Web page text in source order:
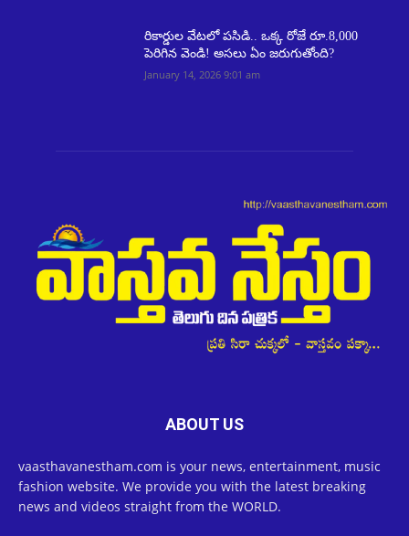
రికార్డుల వేటలో పసిడి.. ఒక్క రోజే రూ.8,000
పెరిగిన వెండి! అసలు ఏం జరుగుతోంది?
January 14, 2026 9:01 am
ABOUT US
vaasthavanestham.com is your news, entertainment, music
fashion website. We provide you with the latest breaking
news and videos straight from the WORLD.